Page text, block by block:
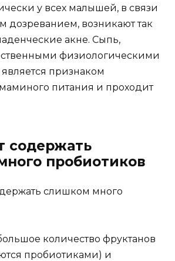
у всех малышей, в связи
дозреванием, возникают так
акне. Сыпь,
физиологическими
признаком
питания и проходит
содержать
пробиотиков
количество фруктанов
пробиотиками) и